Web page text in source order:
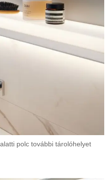
polc további tárolóhelyet